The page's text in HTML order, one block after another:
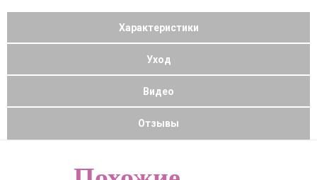
Характеристики
Уход
Видео
Отзывы